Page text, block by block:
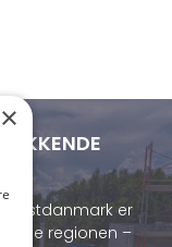
Vestdanmark er
hele regionen –
×